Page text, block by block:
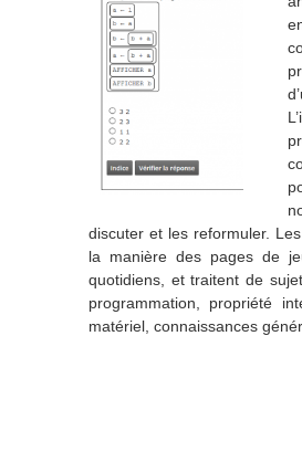
discuter et les reformuler.
la manière des pages de
quotidiens, et traitent de
programmation, propriété
matériel, connaissances